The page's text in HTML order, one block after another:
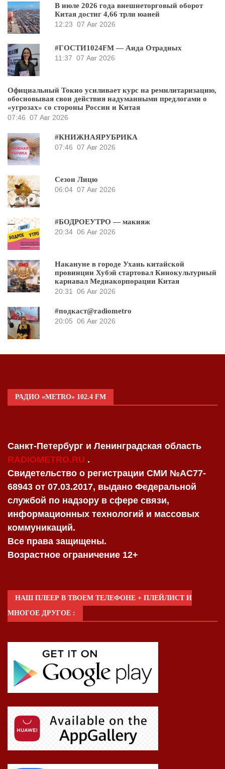
В июле 2026 года внешнеторговый оборот
Китая достиг 4,66 трлн юаней
12:23 07 Авг 2026
#ГОСТИ1024FM — Аида Отрадных
11:37 07 Авг 2026
Официальный Токио усиливает курс на ремилитаризацию,
обосновывая свои действия надуманными предлогами о
«угрозах» со стороны России и Китая
07:46 07 Авг 2026
#КНИЖНАЯРУБРИКА
07:46 07 Авг 2026
Сезон Лицю
06:04 07 Авг 2026
#БОДРОЕУТРО — макияж
20:34 06 Авг 2026
Накануне в городе Ухань китайской
провинции Хубэй стартовал Кинокультурный
карнавал Медиакорпорации Китая
20:31
06 Авг 2026
#подкаст@radiometro
20:05 06 Авг 2026
РАДИО «METRO» 102.4 FM
Санкт-Петербург и Ленинградская область
RADIOMETRO.RU .
Свидетельство о регистрации СМИ №AC77-
68943 от 07.03.2017, выдано Федеральной
службой по надзору в сфере связи,
информационных технологий и массовых
коммуникаций.
Все права защищены.
Возрастное ограничение 12+
НАШ ПЛЕЕР В ТВОЕМ ТЕЛЕФОНЕ + ПЛЕЙЛИСТ И
МНОГОЕ ДРУГОЕ :